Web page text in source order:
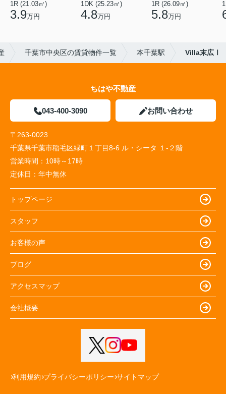
1R (21.03㎡)
3.9万円
1DK (25.23㎡)
4.8万円
1R (26.09㎡)
5.8万円
千葉市中央区の賃貸物件一覧 本千葉駅 Villa末広Ⅰ
ちはや不動産
043-400-3090 お問い合わせ
〒263-0023
千葉県千葉市稲毛区緑町１丁目8-6 ル・シータ １-２階
営業時間： 10時～17時
定休日： 年中無休
トップページ
スタッフ
お客様の声
ブログ
アクセスマップ
会社概要
利用規約 プライバシーポリシー サイトマップ